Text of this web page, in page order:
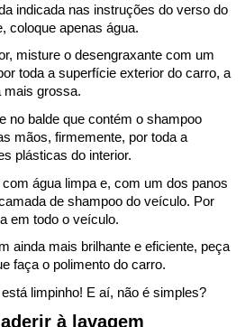
indicada nas instruções do verso do
coloque apenas água.
misture o desengraxante com um
toda a superfície exterior do carro, a
mais grossa.
no balde que contém o shampoo
mãos, firmemente, por toda a
plásticas do interior.
água limpa e, com um dos panos
de shampoo do veículo. Por
em todo o veículo.
ainda mais brilhante e eficiente, peça
faça o polimento do carro.
limpinho! E aí, não é simples?
à lavagem